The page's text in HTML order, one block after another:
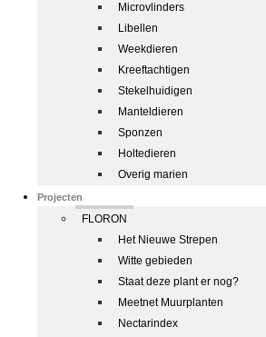
Microvlinders
Libellen
Weekdieren
Kreeftachtigen
Stekelhuidigen
Manteldieren
Sponzen
Holtedieren
Overig marien
Projecten
FLORON
Het Nieuwe Strepen
Witte gebieden
Staat deze plant er nog?
Meetnet Muurplanten
Nectarindex